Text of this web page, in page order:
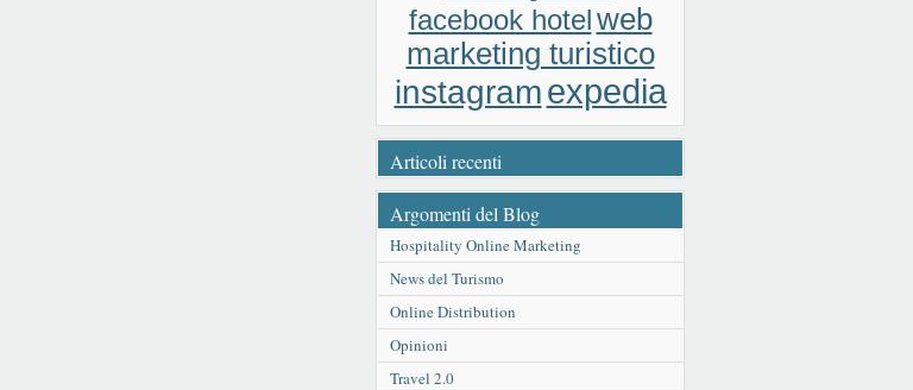
facebook hotelweb
marketing turistico
instagramexpedia
Articoli recenti
Argomenti del Blog
Hospitality Online Marketing
News del Turismo
Online Distribution
Opinioni
Travel 2.0